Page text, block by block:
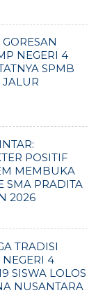
NEGERI 4
SPMB
JALUR
POSITIF
MEMBUKA
SMA PRADITA
2026
TRADISI
4
SISWA LOLOS
NUSANTARA